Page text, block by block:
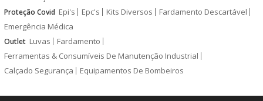
Proteção Covid Epi's Epc's Kits Diversos
Fardamento Descartável
Emergência Médica
Outlet Luvas
Fardamento
Ferramentas & Consumíveis De Manutenção Industrial
Calçado Segurança
Equipamentos De Bombeiros